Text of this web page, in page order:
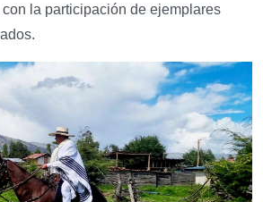
la participación de ejemplares